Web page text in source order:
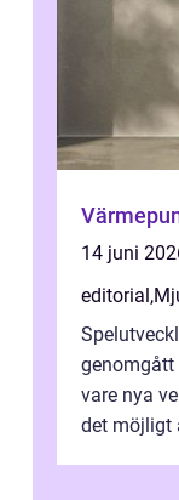
14 juni
editorial,
vare nya
det möjligt